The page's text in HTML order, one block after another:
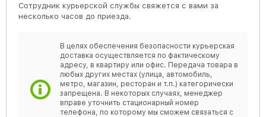
Сотрудник курьерской службы свяжется с вами за
несколько часов до приезда.
В целях обеспечения безопасности курьерская
доставка осуществляется по фактическому
адресу, в квартиру или офис. Передача товара в
любых других местах (улица, автомобиль,
метро, магазин, ресторан и т.п.) категорически
запрещена. В некоторых случаях, менеджер
вправе уточнить стационарный номер
телефона, по которому мы сможем связаться с